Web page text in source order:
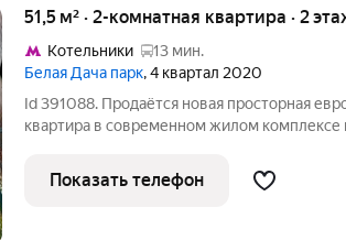
51,5 м² · 2-комнатная квартира · 2
Котельники
13 мин.
Белая Дача парк, 4 квартал 2020
Id 391088. Продаётся новая просторная
квартира в современном жилом комплексе
Котельники , в 2-х км от МКАД. Квартира с
от застройщика ПИК.
Показать телефон